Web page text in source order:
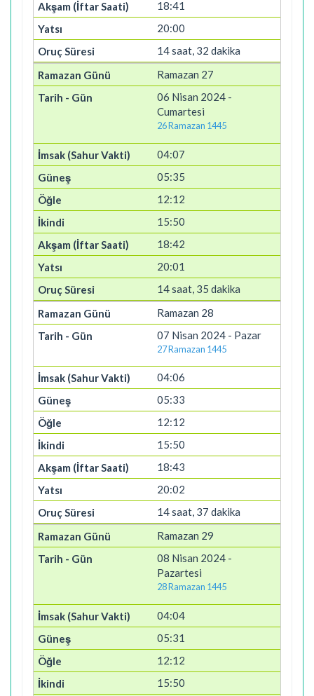
18:41
20:00
14 saat, 32 dakika
Ramazan 27
06 Nisan 2024 -
Cumartesi
26 Ramazan 1445
04:07
05:35
12:12
15:50
18:42
20:01
14 saat, 35 dakika
Ramazan 28
07 Nisan 2024 - Pazar
27 Ramazan 1445
04:06
05:33
12:12
15:50
18:43
20:02
14 saat, 37 dakika
Ramazan 29
08 Nisan 2024 -
Pazartesi
28 Ramazan 1445
04:04
05:31
12:12
15:50